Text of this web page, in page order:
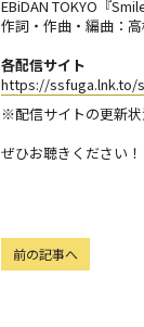
EBiDAN TOKYO『
作詞・作曲・編曲：高
各配信サイト
https://ssfuga.lnk.to/
※配信サイトの更新状
ぜひお聴きください！
前の記事へ